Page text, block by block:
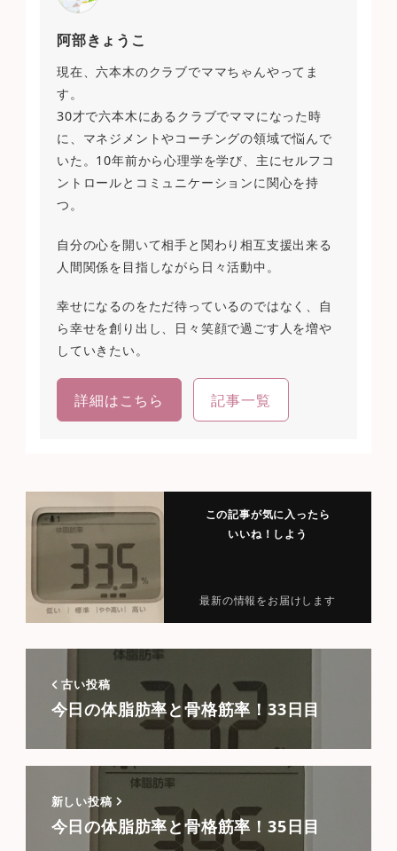
阿部きょうこ
現在、六本木のクラブでママちゃんやってま
す。
30才で六本木にあるクラブでママになった時
に、マネジメントやコーチングの領域で悩んで
いた。10年前から心理学を学び、主にセルフコ
ントロールとコミュニケーションに関心を持
つ。
自分の心を開いて相手と関わり相互支援出来る
人間関係を目指しながら日々活動中。
幸せになるのをただ待っているのではなく、自
ら幸せを創り出し、日々笑顔で過ごす人を増や
していきたい。
詳細はこちら 記事一覧
この記事が気に入ったら
いいね！しよう
最新の情報をお届けします
古い投稿
今日の体脂肪率と骨格筋率！33日目
新しい投稿
今日の体脂肪率と骨格筋率！35日目